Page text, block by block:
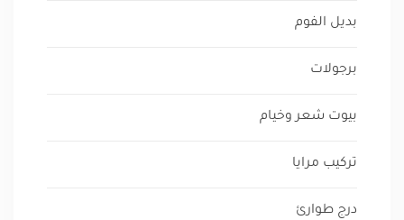
بديل الفوم
برجولات
بيوت شعر وخيام
تركيب مرايا
درج طوارئ